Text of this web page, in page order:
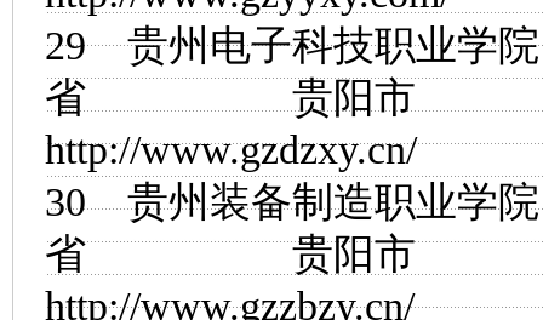
29贵州电子科技职业学院
省 贵阳
http://www.gzdzxy.cn/
30贵州装备制造职业学院
省 贵阳
http://www.gzzbzy.cn/